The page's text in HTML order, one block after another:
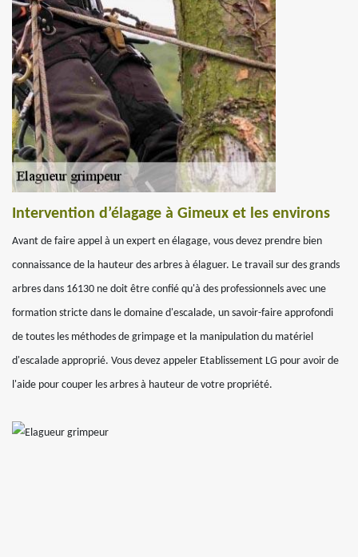
Intervention d’élagage à Gimeux et les environs
Avant de faire appel à un expert en élagage, vous devez prendre bien
connaissance de la hauteur des arbres à élaguer. Le travail sur des grands
arbres dans 16130 ne doit être confié qu'à des professionnels avec une
formation stricte dans le domaine d'escalade, un savoir-faire approfondi
de toutes les méthodes de grimpage et la manipulation du matériel
d'escalade approprié. Vous devez appeler Etablissement LG pour avoir de
l'aide pour couper les arbres à hauteur de votre propriété.